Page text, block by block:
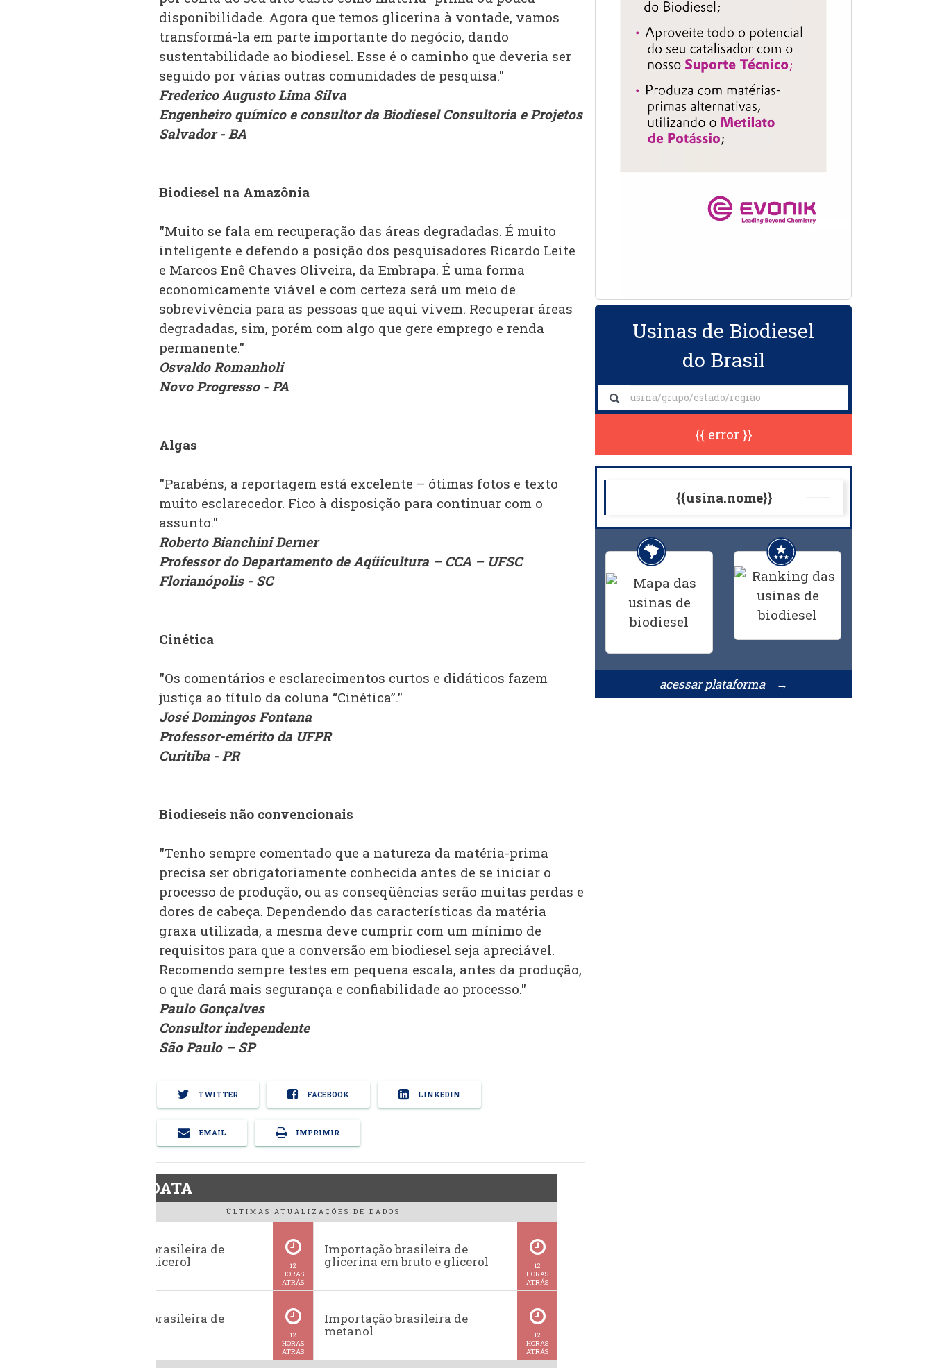
disponibilidade. Agora que temos glicerina à vontade, vamos
transformá-la em parte importante do negócio, dando
sustentabilidade ao biodiesel. Esse é o caminho que deveria ser
seguido por várias outras comunidades de pesquisa."
Frederico Augusto Lima Silva
Engenheiro químico e consultor da Biodiesel Consultoria e Projetos
Salvador - BA
Biodiesel na Amazônia
"Muito se fala em recuperação das áreas degradadas. É muito
inteligente e defendo a posição dos pesquisadores Ricardo Leite
e Marcos Enê Chaves Oliveira, da Embrapa. É uma forma
economicamente viável e com certeza será um meio de
sobrevivência para as pessoas que aqui vivem. Recuperar áreas
degradadas, sim, porém com algo que gere emprego e renda
permanente."
Osvaldo Romanholi
Novo Progresso - PA
Algas
"Parabéns, a reportagem está excelente – ótimas fotos e texto
muito esclarecedor. Fico à disposição para continuar com o
assunto."
Roberto Bianchini Derner
Professor do Departamento de Aqüicultura – CCA – UFSC
Florianópolis - SC
Cinética
"Os comentários e esclarecimentos curtos e didáticos fazem
justiça ao título da coluna “Cinética”."
José Domingos Fontana
Professor-emérito da UFPR
Curitiba - PR
Biodieseis não convencionais
"Tenho sempre comentado que a natureza da matéria-prima
precisa ser obrigatoriamente conhecida antes de se iniciar o
processo de produção, ou as conseqüências serão muitas perdas e
dores de cabeça. Dependendo das características da matéria
graxa utilizada, a mesma deve cumprir com um mínimo de
requisitos para que a conversão em biodiesel seja apreciável.
Recomendo sempre testes em pequena escala, antes da produção,
o que dará mais segurança e confiabilidade ao processo."
Paulo Gonçalves
Consultor independente
São Paulo – SP
TWITTER FACEBOOK LINKEDIN
EMAIL IMPRIMIR
BiodieselDATA
ÚLTIMAS ATUALIZAÇÕES DE DADOS
Exportação brasileira de
glicerina e glicerol
12
HORAS
ATRÁS
Importação brasileira de
glicerina em bruto e glicerol
12
HORAS
ATRÁS
Exportação brasileira de
12
HORAS
ATRÁS
Importação brasileira de
metanol
12
HORAS
ATRÁS
Usinas de Biodiesel
do Brasil
{{ error }}
{{usina.nome}}
acessar plataforma →